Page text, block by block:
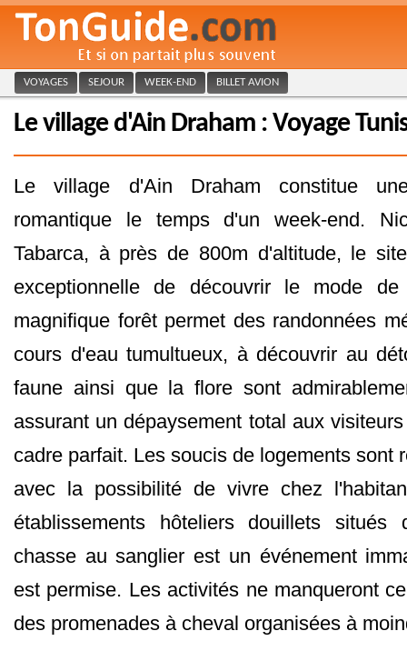
VOYAGES SEJOUR WEEK-END BILLET AVION
Le village d'Ain Draham : Voyage
Le village d'Ain Draham constitue
romantique le temps d'un week-end.
Tabarca, à près de 800m d'altitude, le
exceptionnelle de découvrir le mode
magnifique forêt permet des randonnées
cours d'eau tumultueux, à découvrir au
faune ainsi que la flore sont
assurant un dépaysement total aux
cadre parfait. Les soucis de logements sont
avec la possibilité de vivre chez
établissements hôteliers douillets
chasse au sanglier est un événement
est permise. Les activités ne manqueront
des promenades à cheval organisées à